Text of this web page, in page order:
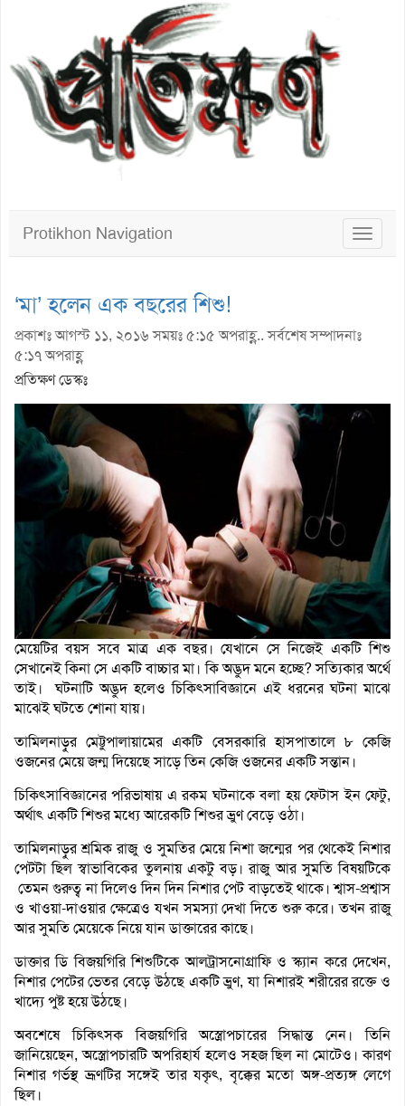
Toggle
Protikhon Navigation
‘মা’ হলেন এক বছরের শিশু!
প্রকাশঃ আগস্ট ১১, ২০১৬ সময়ঃ ৫:১৫ অপরাহ্ণ.. সর্বশেষ সম্পাদনাঃ
৫:১৭ অপরাহ্ণ
প্রতিক্ষণ ডেস্কঃ
মেয়েটির বয়স সবে মাত্র এক বছর। যেখানে সে নিজেই একটি শিশু
সেখানেই কিনা সে একটি বাচ্চার মা। কি অদ্ভুদ মনে হচ্ছে? সত্যিকার অর্থে
তাই। ঘটনাটি অদ্ভুদ হলেও চিকিৎসাবিজ্ঞানে এই ধরনের ঘটনা মাঝে
মাঝেই ঘটতে শোনা যায়।
তামিলনাড়ুর মেট্টুপালায়ামের একটি বেসরকারি হাসপাতালে ৮ কেজি
ওজনের মেয়ে জন্ম দিয়েছে সাড়ে তিন কেজি ওজনের একটি সন্তান।
চিকিৎসাবিজ্ঞানের পরিভাষায় এ রকম ঘটনাকে বলা হয় ফেটাস ইন ফেটু,
অর্থাৎ একটি শিশুর মধ্যে আরেকটি শিশুর ভ্রুণ বেড়ে ওঠা।
তামিলনাড়ুর শ্রমিক রাজু ও সুমতির মেয়ে নিশা জন্মের পর থেকেই নিশার
পেটটা ছিল স্বাভাবিকের তুলনায় একটু বড়। রাজু আর সুমতি বিষয়টিকে
তেমন গুরুত্ব না দিলেও দিন দিন নিশার পেট বাড়তেই থাকে। শ্বাস-প্রশ্বাস
ও খাওয়া-দাওয়ার ক্ষেত্রেও যখন সমস্যা দেখা দিতে শুরু করে। তখন রাজু
আর সুমতি মেয়েকে নিয়ে যান ডাক্তারের কাছে।
ডাক্তার ডি বিজয়গিরি শিশুটিকে আলট্রাসনোগ্রাফি ও স্ক্যান করে দেখেন,
নিশার পেটের ভেতর বেড়ে উঠছে একটি ভ্রুণ, যা নিশারই শরীরের রক্তে ও
খাদ্যে পুষ্ট হয়ে উঠছে।
অবশেষে চিকিৎসক বিজয়গিরি অস্ত্রোপচারের সিদ্ধান্ত নেন। তিনি
জানিয়েছেন, অস্ত্রোপচারটি অপরিহার্য হলেও সহজ ছিল না মোটেও। কারণ
নিশার গর্ভস্থ ভ্রূণটির সঙ্গেই তার যকৃৎ, বৃক্কের মতো অঙ্গ-প্রত্যঙ্গ লেগে
ছিল।